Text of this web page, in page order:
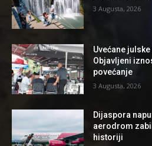
3 Augusta, 2026
Uvećane
Objavljeni
povećanje
3 Augusta, 2026
Dijaspora
aerodrom
historiji